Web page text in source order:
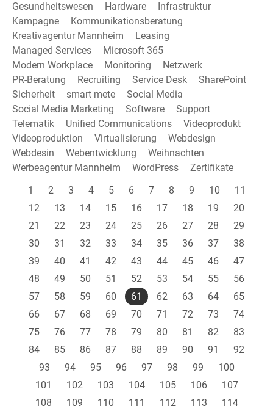
Gesundheitswesen
Hardware
Infrastruktur
Kampagne
Kommunikationsberatung
Kreativagentur Mannheim
Leasing
Managed Services
Microsoft 365
Modern Workplace
Monitoring
Netzwerk
PR-Beratung
Recruiting Service Desk
SharePoint
Sicherheit
smart mete
Social Media
Social Media Marketing
Software
Support
Telematik
Unified Communications
Videoprodukt
Videoproduktion
Virtualisierung
Webdesign
Webdesin
Webentwicklung
Weihnachten
Werbeagentur Mannheim
WordPress
Zertifikate
1
2 3 4 5 6 7 8 9 10
11
12
13 14 15 16 17 18 19
20
21
22 23 24 25 26 27 28
29
30
31 32 33 34 35 36 37
38
39
40 41 42 43 44 45 46
47
48
49 50 51 52 53 54 55
56
57
58 59 60 61 62 63 64
65
66
67 68 69 70 71 72 73
74
75
76 77 78 79 80 81 82
83
84
85 86 87 88 89 90 91
92
93
94 95 96 97 98 99
100
101
102 103 104 105 106
107
108
109 110 111 112 113
114